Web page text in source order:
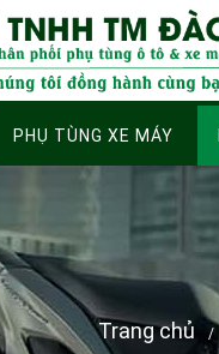
PHỤ TÙNG XE MÁY
Trang chủ /